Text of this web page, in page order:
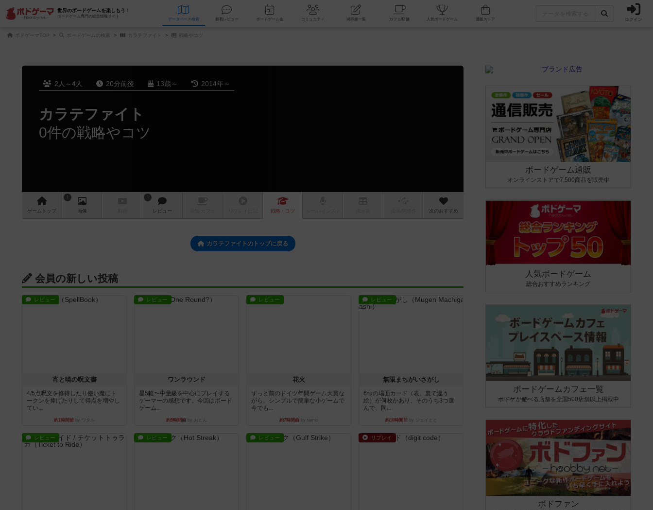
世界のボードゲームを楽しもう！
ボードゲーム専門の総合情報サイト
データベース 検索 新着レビュー ボードゲーム会 コミュニティ 掲示板一覧 カフェ/店舗 人気ボードゲーム ログイン
ボドゲーマTOP ボードゲームの検索 カラテファイト 戦略やコツ
2人～4人 20分前後 13歳～ 2014年～
カラテファイト
0件の戦略やコツ
ゲーム トップ
1
画像
1
レビュー 戦略 ・コツ 次のおすすめ
カラテファイトのトップに戻る
会員の新しい投稿
レビュー
宵と暁の呪文書
4/5点呪文を修得したり使い魔にト
ークンを捧げたりして得点を増やし
てい...
約1時間前 by ワタル
レビュー
ワンラウンド
星5軽〜中量級を中心にプレイする
ゲーマーの感想です。今回はボード
ゲーム...
約5時間前 by おとん
レビュー
花火
ずっと前のドイツ年間ゲーム大賞な
がら、シンプルで簡単な小ゲームで
今でも...
約7時間前 by tamio
レビュー
無限まちがいさがし
6つの場面カード（表、裏で違う
絵）が何枚かあり、そのうち3つ選
んで、同...
約10時間前by ジェイとと
レビュー レビュー レビュー リプレイ
ボードゲーム通販
オンラインストアで7,500商品を販売中
人気ボードゲーム
総合おすすめランキング
ボードゲームカフェ一覧
ボドゲが遊べる店舗を全国500店舗以上掲載中
ボドファン